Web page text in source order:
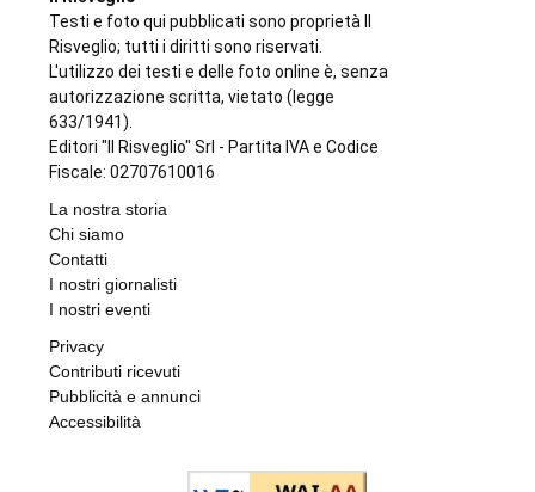
Testi e foto qui pubblicati sono proprietà Il
Risveglio; tutti i diritti sono riservati.
L'utilizzo dei testi e delle foto online è, senza
autorizzazione scritta, vietato (legge
633/1941).
Editori "Il Risveglio" Srl - Partita IVA e Codice
Fiscale: 02707610016
La nostra storia
Chi siamo
Contatti
I nostri giornalisti
I nostri eventi
Privacy
Contributi ricevuti
Pubblicità e annunci
Accessibilità